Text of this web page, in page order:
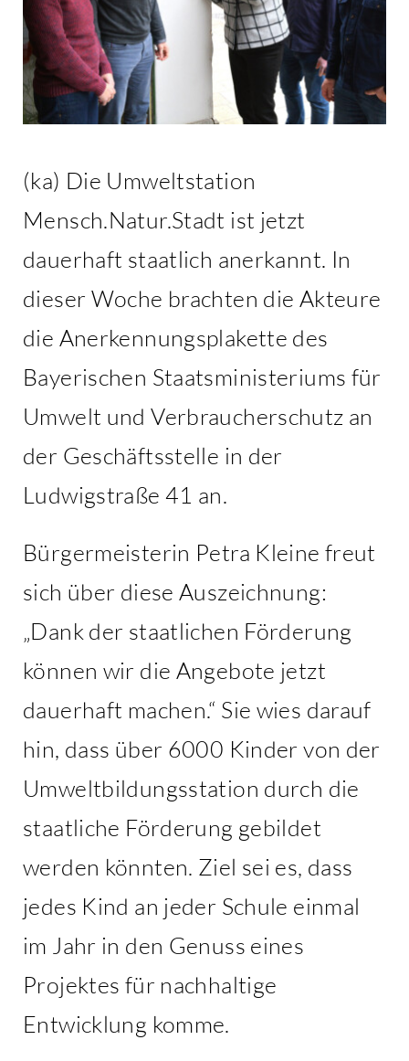
(ka) Die Umweltstation
Mensch.Natur.Stadt ist jetzt
dauerhaft staatlich anerkannt. In
dieser Woche brachten die Akteure
die Anerkennungsplakette des
Bayerischen Staatsministeriums für
Umwelt und Verbraucherschutz an
der Geschäftsstelle in der
Ludwigstraße 41 an.
Bürgermeisterin Petra Kleine freut
sich über diese Auszeichnung:
„Dank der staatlichen Förderung
können wir die Angebote jetzt
dauerhaft machen.“ Sie wies darauf
hin, dass über 6000 Kinder von der
Umweltbildungsstation durch die
staatliche Förderung gebildet
werden könnten. Ziel sei es, dass
jedes Kind an jeder Schule einmal
im Jahr in den Genuss eines
Projektes für nachhaltige
Entwicklung komme.